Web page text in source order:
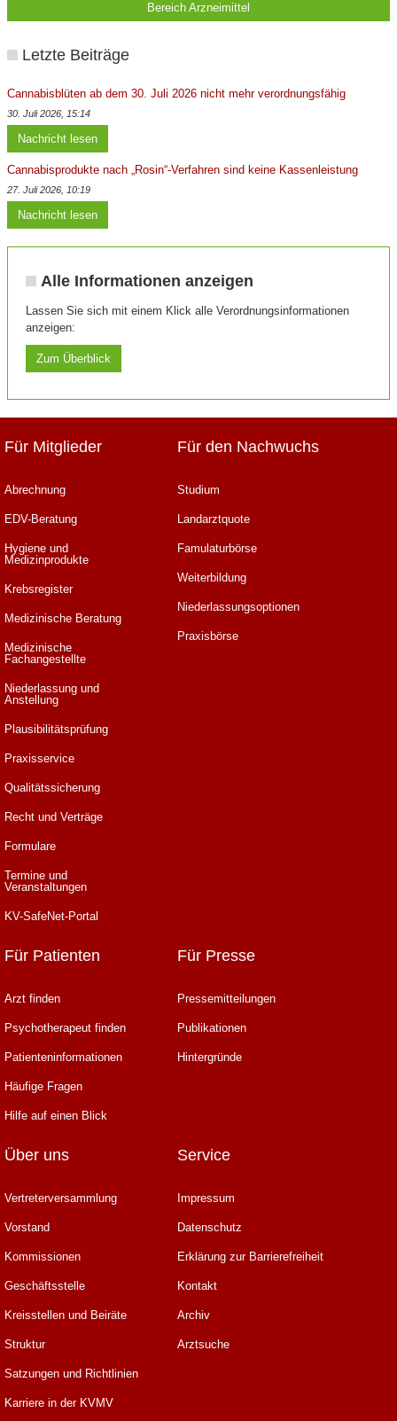
Bereich Arzneimittel
Letzte Beiträge
Cannabisblüten ab dem 30. Juli 2026 nicht mehr verordnungsfähig
30. Juli 2026, 15:14
Nachricht lesen
Cannabisprodukte nach „Rosin“-Verfahren sind keine Kassenleistung
27. Juli 2026, 10:19
Nachricht lesen
Alle Informationen anzeigen
Lassen Sie sich mit einem Klick alle Verordnungsinformationen
anzeigen:
Zum Überblick
Für Mitglieder
Abrechnung
EDV-Beratung
Hygiene und
Medizinprodukte
Krebsregister
Medizinische Beratung
Medizinische
Fachangestellte
Niederlassung und
Anstellung
Plausibilitätsprüfung
Praxisservice
Qualitätssicherung
Recht und Verträge
Formulare
Termine und
Veranstaltungen
KV-SafeNet-Portal
Für den Nachwuchs
Studium
Landarztquote
Famulaturbörse
Weiterbildung
Niederlassungsoptionen
Praxisbörse
Für Patienten
Arzt finden
Psychotherapeut finden
Patienteninformationen
Häufige Fragen
Hilfe auf einen Blick
Für Presse
Pressemitteilungen
Publikationen
Hintergründe
Über uns
Vertreterversammlung
Vorstand
Kommissionen
Geschäftsstelle
Kreisstellen und Beiräte
Struktur
Satzungen und Richtlinien
Karriere in der KVMV
Service
Impressum
Datenschutz
Erklärung zur Barrierefreiheit
Kontakt
Archiv
Arztsuche